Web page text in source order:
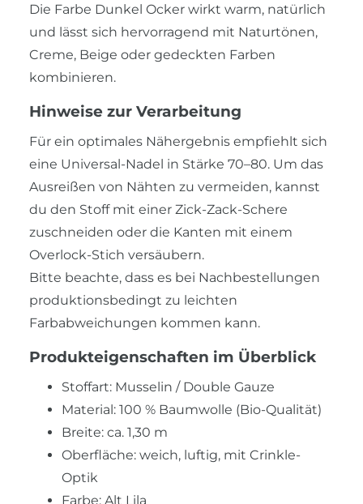
Die Farbe Dunkel Ocker wirkt warm, natürlich
und lässt sich hervorragend mit Naturtönen,
Creme, Beige oder gedeckten Farben
kombinieren.
Hinweise zur Verarbeitung
Für ein optimales Nähergebnis empfiehlt sich
eine Universal-Nadel in Stärke 70–80. Um das
Ausreißen von Nähten zu vermeiden, kannst
du den Stoff mit einer Zick-Zack-Schere
zuschneiden oder die Kanten mit einem
Overlock-Stich versäubern.
Bitte beachte, dass es bei Nachbestellungen
produktionsbedingt zu leichten
Farbabweichungen kommen kann.
Produkteigenschaften im Überblick
Stoffart: Musselin / Double Gauze
Material: 100 % Baumwolle (Bio-Qualität)
Breite: ca. 1,30 m
Oberfläche: weich, luftig, mit Crinkle-
Optik
Farbe: Alt Lila